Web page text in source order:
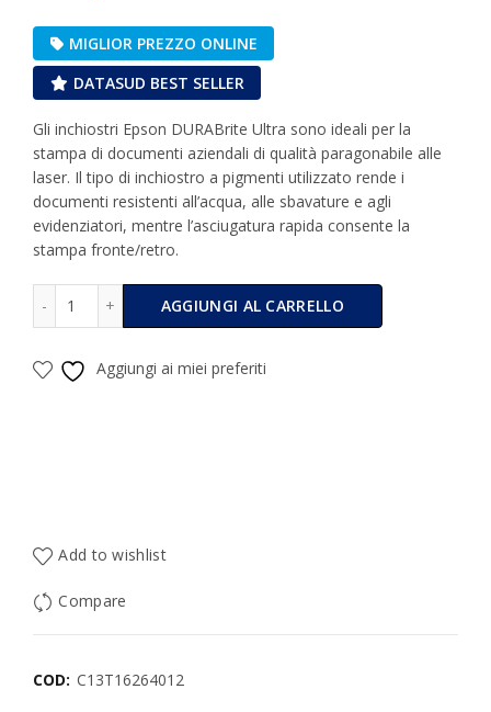
MIGLIOR PREZZO ONLINE
DATASUD BEST SELLER
Gli inchiostri Epson DURABrite Ultra sono ideali per la
stampa di documenti aziendali di qualità paragonabile alle
laser. Il tipo di inchiostro a pigmenti utilizzato rende i
documenti resistenti all’acqua, alle sbavature e agli
evidenziatori, mentre l’asciugatura rapida consente la
stampa fronte/retro.
Epson Multipack 16 n.4 cartucce Serie 16/Penna e
AGGIUNGI AL CARRELLO
Alternative:
Aggiungi ai miei preferiti
Add to wishlist
Compare
COD: C13T16264012